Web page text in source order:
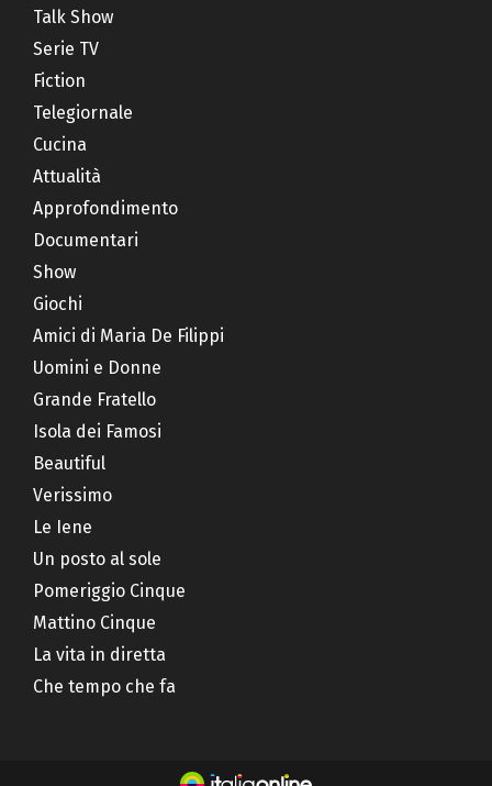
Talk Show
Serie TV
Fiction
Telegiornale
Cucina
Attualità
Approfondimento
Documentari
Show
Giochi
Amici di Maria De Filippi
Uomini e Donne
Grande Fratello
Isola dei Famosi
Beautiful
Verissimo
Le Iene
Un posto al sole
Pomeriggio Cinque
Mattino Cinque
La vita in diretta
Che tempo che fa